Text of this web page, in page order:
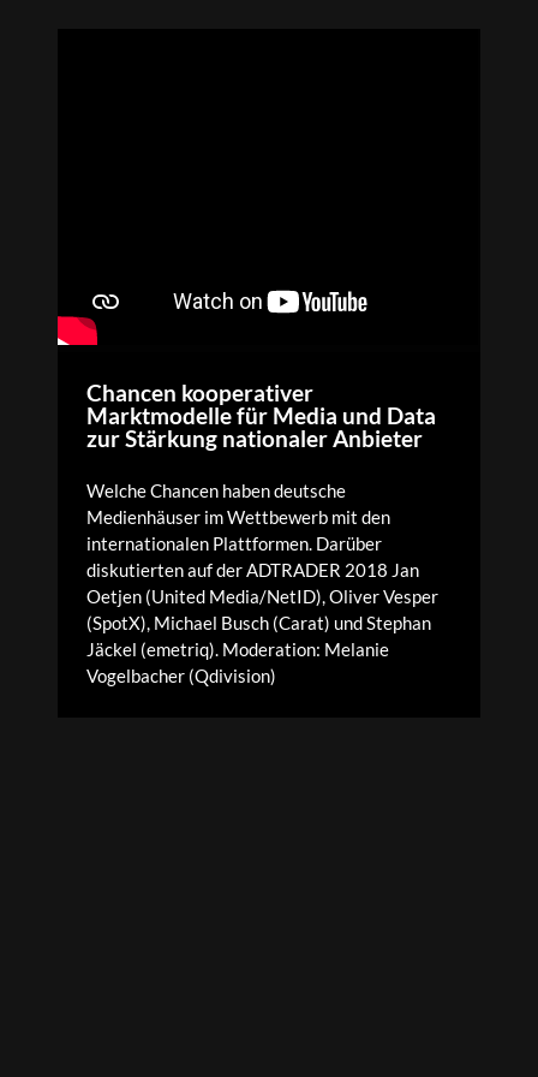
Chancen kooperativer
Marktmodelle für Media und Data
zur Stärkung nationaler Anbieter
Welche Chancen haben deutsche
Medienhäuser im Wettbewerb mit den
internationalen Plattformen. Darüber
diskutierten auf der ADTRADER 2018 Jan
Oetjen (United Media/NetID), Oliver Vesper
(SpotX), Michael Busch (Carat) und Stephan
Jäckel (emetriq). Moderation: Melanie
Vogelbacher (Qdivision)